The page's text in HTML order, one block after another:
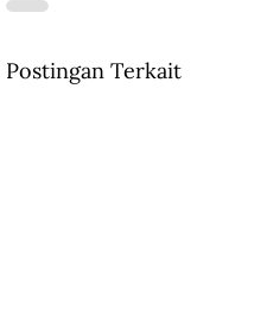
Postingan Terkait